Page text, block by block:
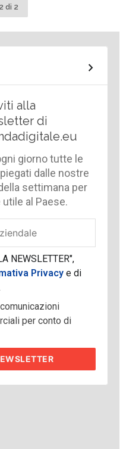
di 2
alla
di
giorno tutte le
dalle nostre
settimana per
al Paese.
NEWSLETTER",
Privacy e di
per conto di